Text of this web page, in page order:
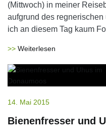
(Mittwoch) in meiner
aufgrund des
ich an diesem Tag kaum
Weiterlesen
14. Mai 2015
Bienenfresser und